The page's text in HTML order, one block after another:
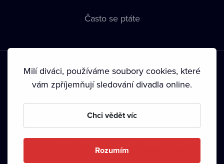
Často se ptáte
Podmínky používání • Ochrana soukromí • Zásady používání
• Autorská práva•
Milí diváci, používáme soubory cookies, které
vám zpříjemňují sledování divadla online.
Chci vědět víc
Rozumím